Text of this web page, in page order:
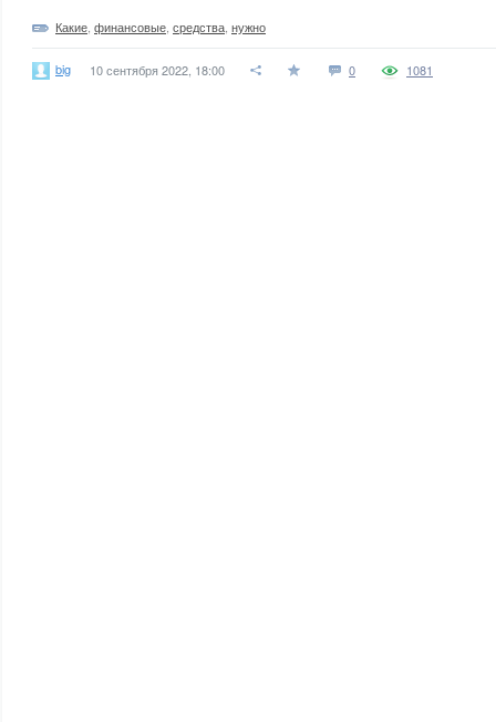
Какие финансовые средства нужно
big 10 сентября 2022, 18:00 0 1081